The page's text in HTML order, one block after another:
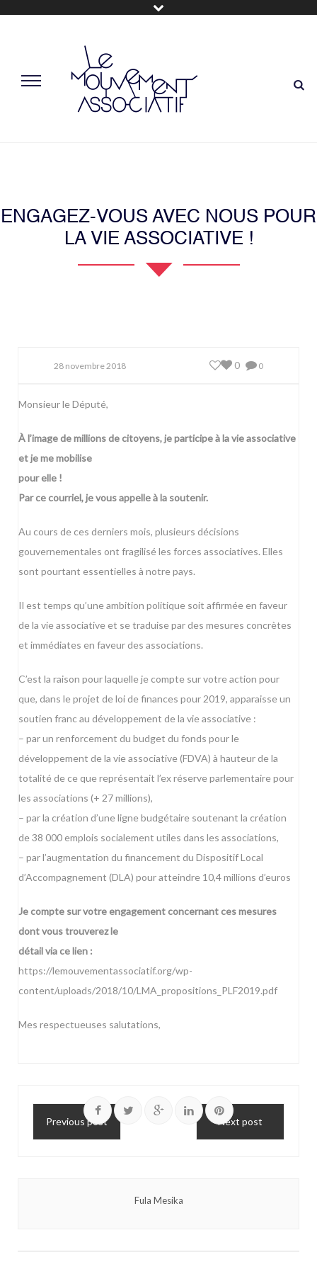
ENGAGEZ-VOUS AVEC NOUS POUR
LA VIE ASSOCIATIVE !
28 novembre 2018 0
0
Monsieur le Député,
À l’image de millions de citoyens, je participe à la vie associative
et je me mobilise
pour elle !
Par ce courriel, je vous appelle à la soutenir.
Au cours de ces derniers mois, plusieurs décisions
gouvernementales ont fragilisé les forces associatives. Elles
sont pourtant essentielles à notre pays.
Il est temps qu’une ambition politique soit affirmée en faveur
de la vie associative et se traduise par des mesures concrètes
et immédiates en faveur des associations.
C’est la raison pour laquelle je compte sur votre action pour
que, dans le projet de loi de finances pour 2019, apparaisse un
soutien franc au développement de la vie associative :
– par un renforcement du budget du fonds pour le
développement de la vie associative (FDVA) à hauteur de la
totalité de ce que représentait l’ex réserve parlementaire pour
les associations (+ 27 millions),
– par la création d’une ligne budgétaire soutenant la création
de 38 000 emplois socialement utiles dans les associations,
– par l’augmentation du financement du Dispositif Local
d’Accompagnement (DLA) pour atteindre 10,4 millions d’euros
Je compte sur votre engagement concernant ces mesures
dont vous trouverez le
détail via ce lien :
https://lemouvementassociatif.org/wp-
content/uploads/2018/10/LMA_propositions_PLF2019.pdf
Mes respectueuses salutations,
Previous post Next post
Fula Mesika